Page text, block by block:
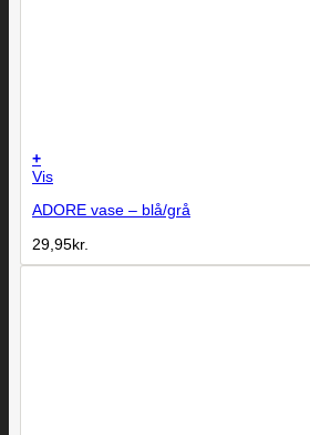
+
Vis
ADORE vase – blå/grå
29,95kr.